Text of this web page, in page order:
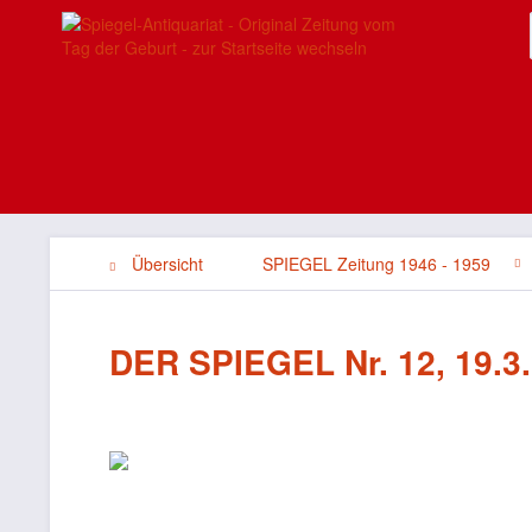
Übersicht SPIEGEL Zeitung 1946 - 1959
DER SPIEGEL Nr. 12,